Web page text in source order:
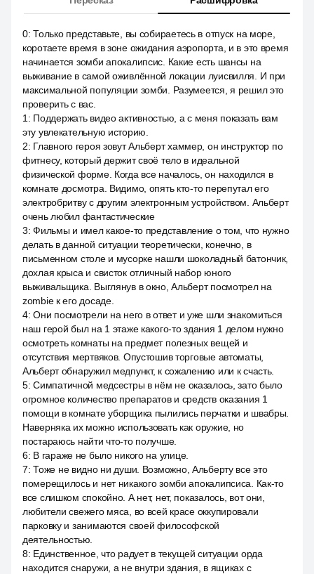
0:Только представьте, вы собираетесь в отпуск на море,
коротаете время в зоне ожидания аэропорта, и в это время
начинается зомби апокалипсис. Какие есть шансы на
выживание в самой оживлённой локации луисвилля. И при
максимальной популяции зомби. Разумеется, я решил это
проверить с вас.
1 : Поддержать видео активностью, а с меня показать вам
эту увлекательную историю.
2: Главного героя зовут Альберт хаммер, он инструктор по
фитнесу, который держит своё тело в идеальной
физической форме. Когда все началось, он находился в
комнате досмотра. Видимо, опять кто-то перепутал его
электробритву с другим электронным устройством. Альберт
очень любил фантастические
3:Фильмы и имел какое-то представление о том, что нужно
делать в данной ситуации теоретически, конечно, в
письменном столе и мусорке нашли шоколадный батончик,
дохлая крыса и свисток отличный набор юного
выживальщика. Выглянув в окно, Альберт посмотрел на
zombie к его досаде.
4:Они посмотрели на него в ответ и уже шли знакомиться
наш герой был на 1 этаже какого-то здания 1 делом нужно
осмотреть комнаты на предмет полезных вещей и
отсутствия мертвяков. Опустошив торговые автоматы,
Альберт обнаружил медпункт, к сожалению или к счасть.
5:Симпатичной медсестры в нём не оказалось, зато было
огромное количество препаратов и средств оказания 1
помощи в комнате уборщика пылились перчатки и швабры.
Наверняка их можно использовать как оружие, но
постараюсь найти что-то получше.
6: В гараже не было никого на улице.
7:Тоже не видно ни души. Возможно, Альберту все это
померещилось и нет никакого зомби апокалипсиса. Как-то
все слишком спокойно. А нет, нет, показалось, вот они,
любители свежего мяса, во всей красе оккупировали
парковку и занимаются своей философской
деятельностью.
8: Единственное, что радует в текущей ситуации орда
находится снаружи, а не внутри здания, в ящиках с